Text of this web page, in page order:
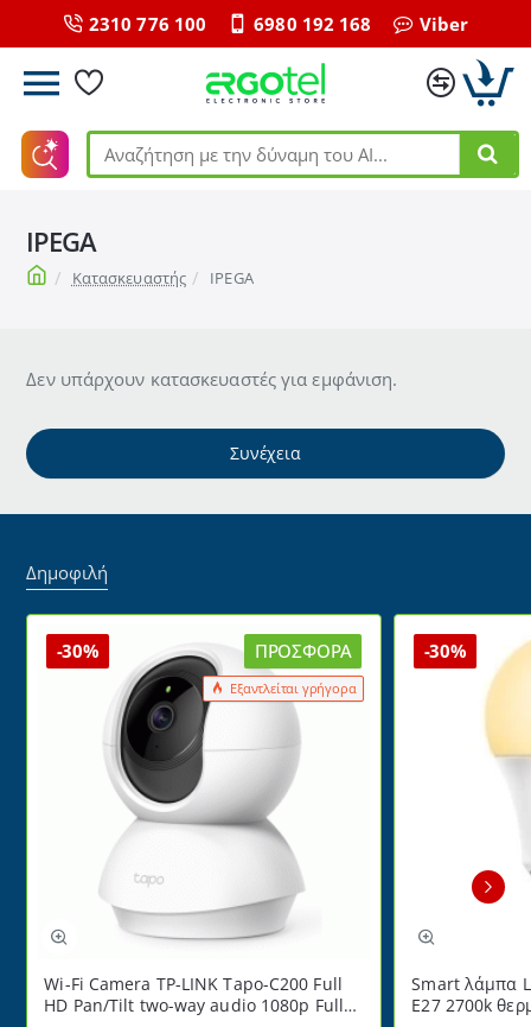
2310 776 100 6980 192 168 Viber
Αναζήτηση
δύναμη
ΑΙ...
IPEGA
homeΚατασκευαστής IPEGA
Δεν υπάρχουν κατασκευαστές για εμφάνιση.
Συνέχεια
Δημοφιλή
ΠΡΟΣΦΟΡΆ
Εξαντλείται γρήγορα
-30%
Wi-Fi Camera TP-LINK Tapo-C200 Full
HD Pan/Tilt two-way audio 1080p Full
-30%
Smart λάμπα
E27 2700k